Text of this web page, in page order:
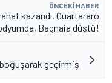
ÖNCEKI HABER
kazandı, Quartararo
Bagnaia düştü!
geçirmiş